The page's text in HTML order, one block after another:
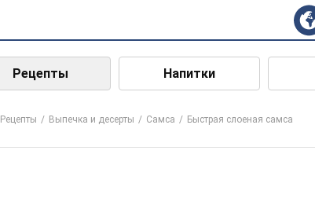
Рецепты Напитки
Рецепты Выпечка и десерты Самса Быстрая слоеная самса